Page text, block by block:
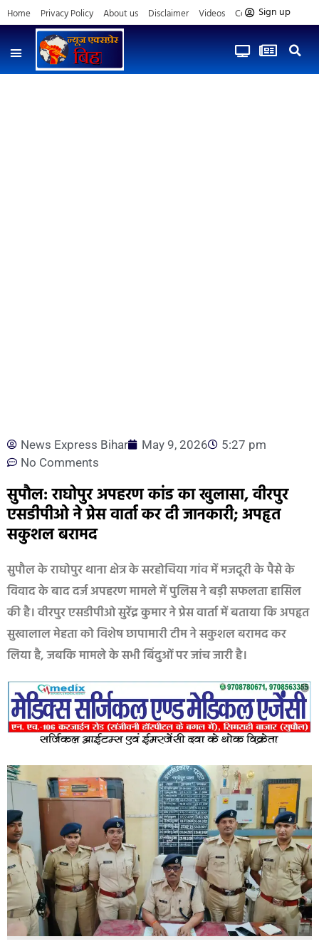
Home Privacy Policy About us Disclaimer Videos Contact us
Sign up
News Express Bihar May 9, 2026
5:27 pm
No Comments
सुपौल: राघोपुर अपहरण कांड का खुलासा, वीरपुर
एसडीपीओ ने प्रेस वार्ता कर दी जानकारी; अपहृत
सकुशल बरामद
सुपौल के राघोपुर थाना क्षेत्र के सरहोचिया गांव में मजदूरी के पैसे के
विवाद के बाद दर्ज अपहरण मामले में पुलिस ने बड़ी सफलता हासिल
की है। वीरपुर एसडीपीओ सुरेंद्र कुमार ने प्रेस वार्ता में बताया कि अपहृत
सुखालाल मेहता को विशेष छापामारी टीम ने सकुशल बरामद कर
लिया है, जबकि मामले के सभी बिंदुओं पर जांच जारी है।